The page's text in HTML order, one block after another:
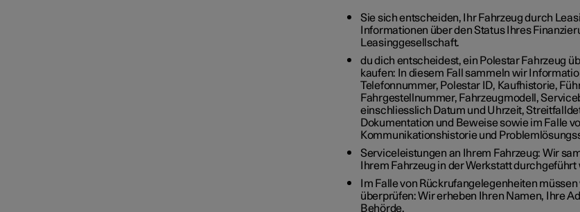
Sie sich entscheiden, Ihr Fahrzeug durch
Informationen über den Status Ihres
Leasinggesellschaft.
du dich entscheidest, ein Polestar Fahrzeug
kaufen: In diesem Fall sammeln wir
Telefonnummer, Polestar ID, Kaufhistorie,
Fahrgestellnummer, Fahrzeugmodell,
einschliesslich Datum und Uhrzeit,
Dokumentation und Beweise sowie im Falle
Kommunikationshistorie und
Serviceleistungen an Ihrem Fahrzeug: Wir
Ihrem Fahrzeug in der Werkstatt durchgeführt
Im Falle von Rückrufangelegenheiten
überprüfen: Wir erheben Ihren Namen, Ihre
Behörde.